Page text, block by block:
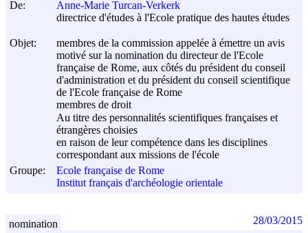
De:
Anne-Marie Turcan-Verkerk
directrice d'études à l'Ecole pratique des hautes études
Objet:
membres de la commission appelée à émettre un avis
motivé sur la nomination du directeur de l'Ecole
française de Rome, aux côtés du président du conseil
d'administration et du président du conseil scientifique
de l'Ecole française de Rome
membres de droit
Au titre des personnalités scientifiques françaises et
étrangères choisies
en raison de leur compétence dans les disciplines
correspondant aux missions de l'école
Groupe:
Ecole française de Rome
Institut français d'archéologie orientale
nomination 28/03/2015